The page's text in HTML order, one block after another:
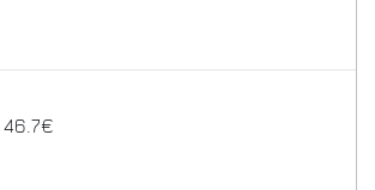
46.7€